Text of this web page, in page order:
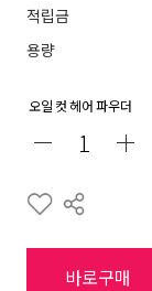
적립금
용량
오일 컷 헤어 파우더
바로구매